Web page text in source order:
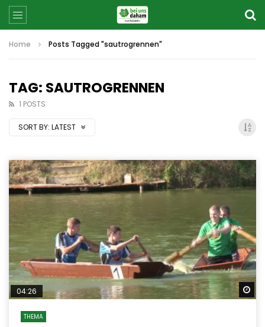
Home Posts Tagged "sautrogrennen"
TAG: SAUTROGRENNEN
1 POSTS
SORT BY: LATEST
04:26
THEMA